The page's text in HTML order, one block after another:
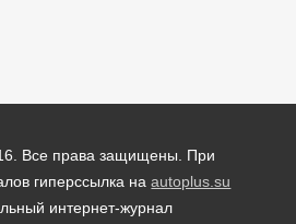
Все права защищены. При
гиперссылка наautoplus.su
интернет-журнал